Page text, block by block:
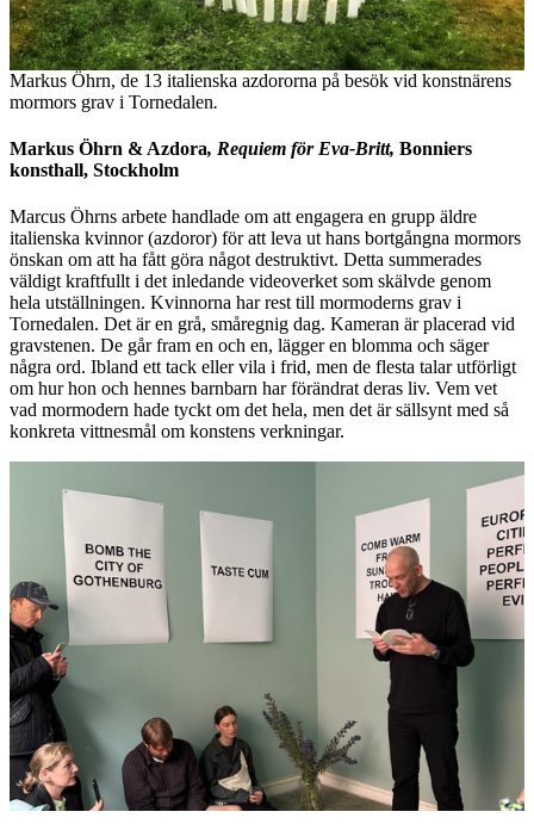
Markus Öhrn, de 13 italienska azdororna på besök vid konstnärens
mormors grav i Tornedalen.
Markus Öhrn & Azdora, Requiem för Eva-Britt, Bonniers
konsthall, Stockholm
Marcus Öhrns arbete handlade om att engagera en grupp äldre
italienska kvinnor (azdoror) för att leva ut hans bortgångna mormors
önskan om att ha fått göra något destruktivt. Detta summerades
väldigt kraftfullt i det inledande videoverket som skälvde genom
hela utställningen. Kvinnorna har rest till mormoderns grav i
Tornedalen. Det är en grå, småregnig dag. Kameran är placerad vid
gravstenen. De går fram en och en, lägger en blomma och säger
några ord. Ibland ett tack eller vila i frid, men de flesta talar utförligt
om hur hon och hennes barnbarn har förändrat deras liv. Vem vet
vad mormodern hade tyckt om det hela, men det är sällsynt med så
konkreta vittnesmål om konstens verkningar.